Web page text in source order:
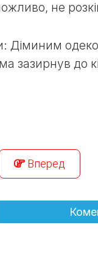
не
Діминим
зазирнув до
Вперед